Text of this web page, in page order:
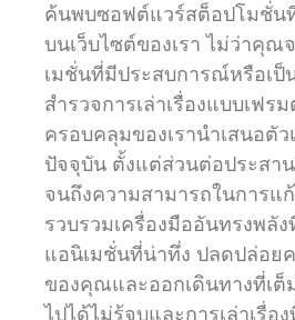
ค้นพบซอฟต์แวร์สต็อปโมชั่น
บนเว็บไซต์ของเรา ไม่ว่าคุณ
เมชั่นที่มีประสบการณ์หรือเป็
สำรวจการเล่าเรื่องแบบเฟร
ครอบคลุมของเรานำเสนอตั
ปัจจุบัน ตั้งแต่ส่วนต่อประสา
จนถึงความสามารถในการแ
รวบรวมเครื่องมืออันทรงพลั
แอนิเมชั่นที่น่าทึ่ง ปลดปล่อย
ของคุณและออกเดินทางที่เต็
ไปได้ไม่รู้จบและการเล่าเรื่อ